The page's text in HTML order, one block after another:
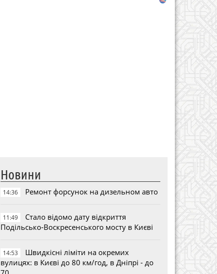
Новини
14:36 Ремонт форсунок на дизельном авто
11:49
Стало відомо дату відкриття
Подільсько-Воскресенського мосту в Києві
14:53
Швидкісні ліміти на окремих
вулицях: в Києві до 80 км/год, в Дніпрі - до